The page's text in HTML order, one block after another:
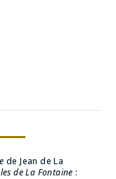
de Jean de La
de La Fontaine :